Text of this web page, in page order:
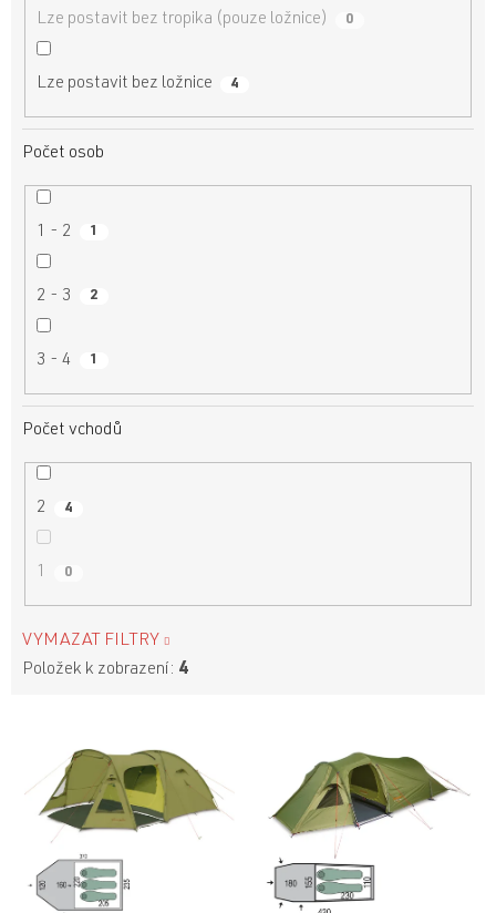
Lze postavit bez tropika (pouze ložnice) 0
Lze postavit bez ložnice 4
Počet osob
1 - 2 1
2 - 3 2
3 - 4 1
Počet vchodů
2 4
1 0
VYMAZAT FILTRY
Položek k zobrazení: 4